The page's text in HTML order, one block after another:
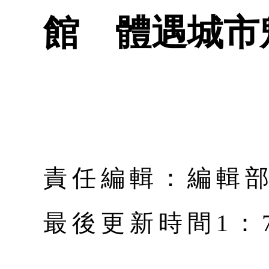
館 體遇城市
責任編輯：編輯
最後更新時間1